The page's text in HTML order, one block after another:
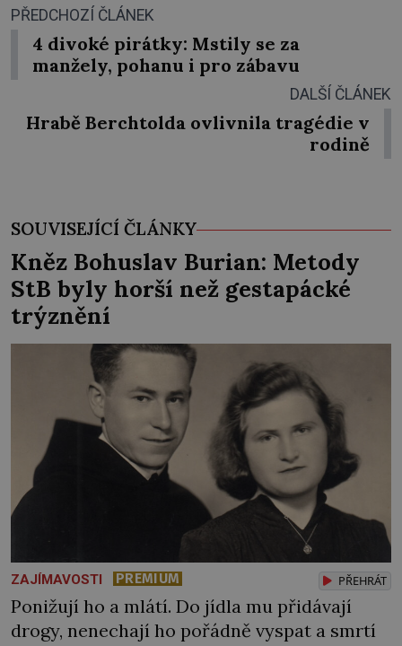
PŘEDCHOZÍ ČLÁNEK
4 divoké pirátky: Mstily se za
manžely, pohanu i pro zábavu
DALŠÍ ČLÁNEK
Hrabě Berchtolda ovlivnila tragédie v
rodině
SOUVISEJÍCÍ ČLÁNKY
Kněz Bohuslav Burian: Metody
StB byly horší než gestapácké
trýznění
ZAJÍMAVOSTI PREMIUM PŘEHRÁT
Ponižují ho a mlátí. Do jídla mu přidávají
drogy, nenechají ho pořádně vyspat a smrtí